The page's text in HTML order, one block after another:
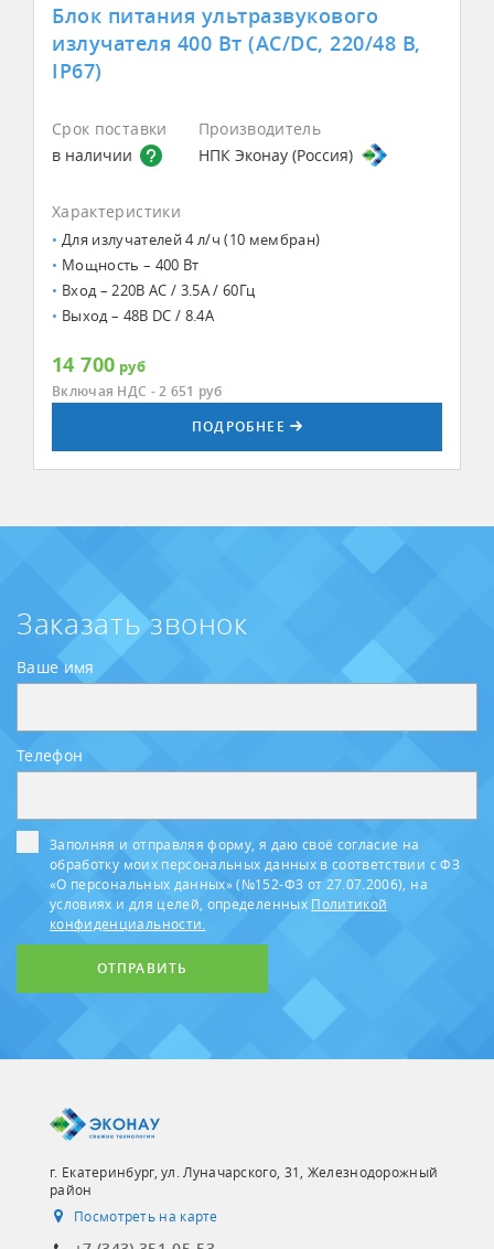
Блок питания ультразвукового
излучателя 400 Вт (AC/DC, 220/48 В,
IP67)
Срок поставки
в наличии
Производитель
НПК Эконау (Россия)
Характеристики
Для излучателей 4 л/ч (10 мембран)
Мощность – 400 Вт
Вход – 220В AC / 3.5А / 60Гц
Выход – 48В DC / 8.4А
14 700 руб
Включая НДС - 2 651 руб
ПОДРОБНЕЕ
Заказать звонок
Ваше имя
Телефон
Заполняя и отправляя форму, я даю своё согласие на
обработку моих персональных данных в соответствии с ФЗ
«О персональных данных» (№152-ФЗ от 27.07.2006), на
условиях и для целей, определенных Политикой
конфиденциальности.
ОТПРАВИТЬ
г. Екатеринбург, ул. Луначарского, 31, Железнодорожный
район
Посмотреть на карте